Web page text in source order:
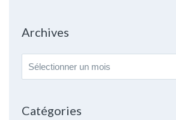
Archives
Archives
Catégories